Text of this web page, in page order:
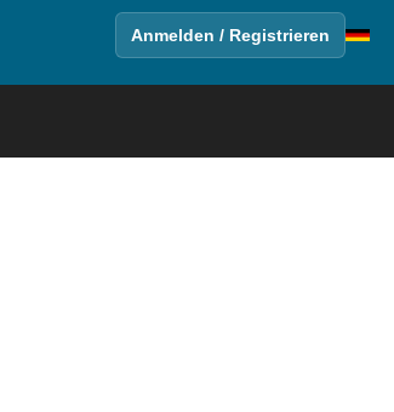
Anmelden / Registrieren